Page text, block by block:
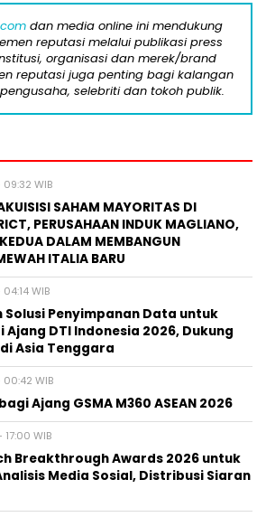
dan media online ini mendukung
reputasi melalui publikasi press
organisasi dan merek/brand
reputasi juga penting bagi kalangan
selebriti dan tokoh publik.
WIB
SAHAM MAYORITAS DI
PERUSAHAAN INDUK MAGLIANO,
DALAM MEMBANGUN
ITALIA BARU
WIB
Solusi Penyimpanan Data untuk
Ajang DTI Indonesia 2026, Dukung
Asia Tenggara
WIB
Ajang GSMA M360 ASEAN 2026
WIB
Breakthrough Awards 2026 untuk
Media Sosial, Distribusi Siaran